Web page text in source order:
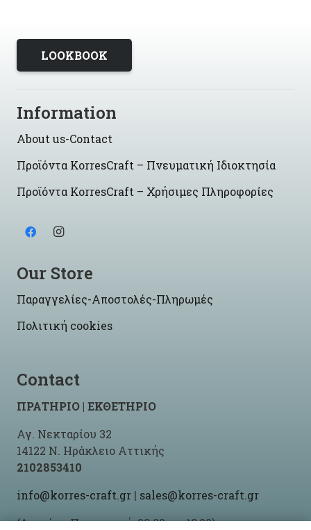
LOOKBOOK
Information
About us-Contact
Προϊόντα KorresCraft – Πνευματική Ιδιοκτησία
Προϊόντα KorresCraft – Χρήσιμες Πληροφορίες
Our Store
Παραγγελίες-Αποστολές-Πληρωμές
Πολιτική cookies
Contact
ΠΡΑΤΗΡΙΟ | ΕΚΘΕΤΗΡΙΟ
Αγ. Νεκταρίου 32
14122 Ν. Ηράκλειο Αττικής
2102853410
info@korres-craft.gr | sales@korres-craft.gr
(Δευτέρα-Παρασκευή: 09:00 ως 18:00)